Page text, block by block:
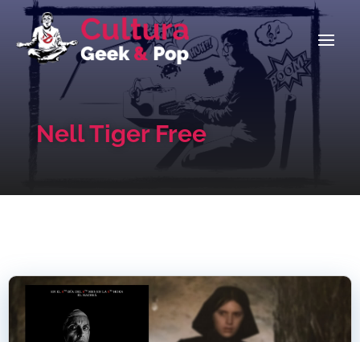
Nell Tiger Free